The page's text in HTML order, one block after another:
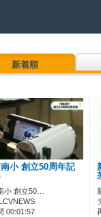
新着順
小 創立50周年記
小 創立50…
00:01:57